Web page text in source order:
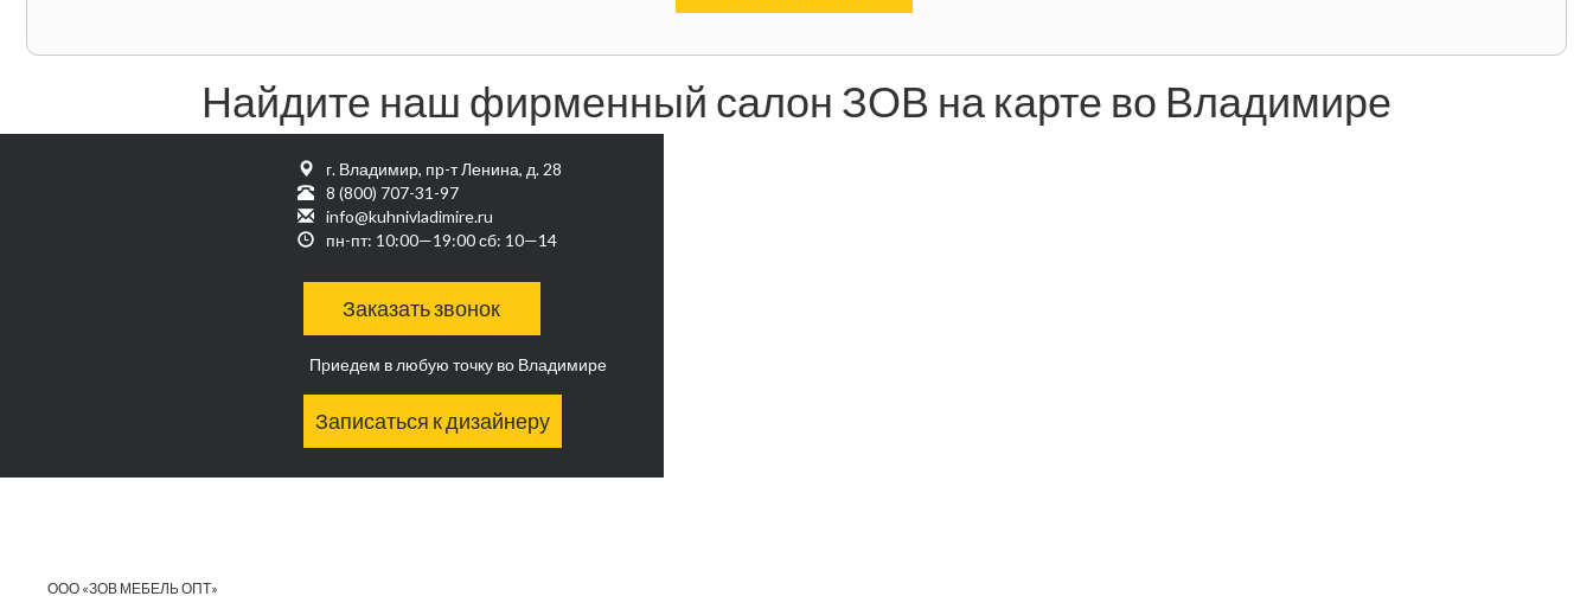
Найдите наш фирменный салон ЗОВ на карте во Владимире
г. Владимир, пр-т Ленина, д. 28
8 (800) 707-31-97
info@kuhnivladimire.ru
пн-пт: 10:00—19:00 сб: 10—14
Заказать звонок
Приедем в любую точку во Владимире
Записаться к дизайнеру
ООО «ЗОВ МЕБЕЛЬ ОПТ»